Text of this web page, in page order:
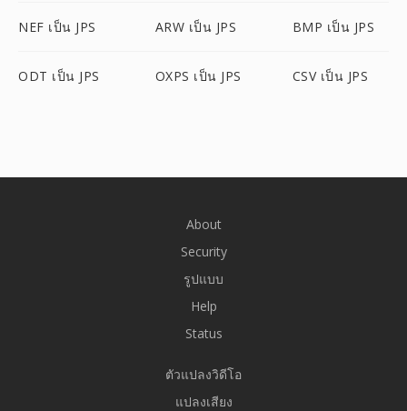
NEF เป็น JPS ARW เป็น JPS BMP เป็น JPS
ODT เป็น JPS OXPS เป็น JPS CSV เป็น JPS
About
Security
รูปแบบ
Help
Status
ตัวแปลงวิดีโอ
แปลงเสียง